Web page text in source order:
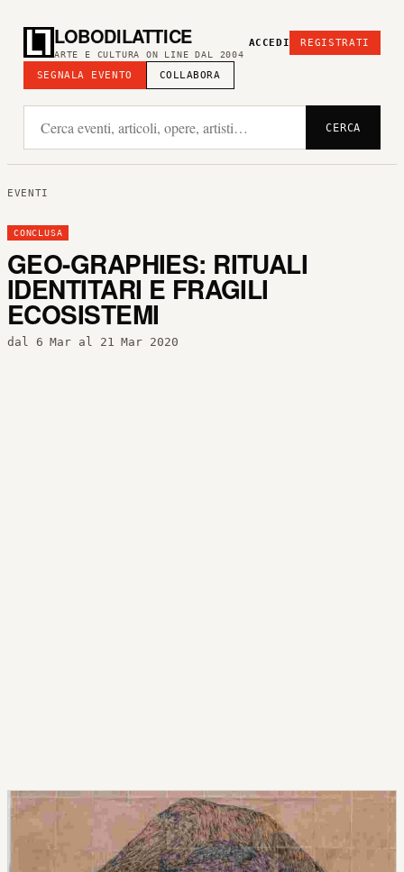
LOBODILATTICE
ARTE E CULTURA ON LINE DAL 2004
SEGNALA EVENTO COLLABORA
ACCEDI REGISTRATI
CERCA
EVENTI
CONCLUSA
GEO-GRAPHIES: RITUALI
IDENTITARI E FRAGILI
ECOSISTEMI
dal 6 Mar al 21 Mar 2020